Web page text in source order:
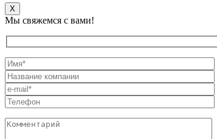
X
Мы свяжемся с вами!